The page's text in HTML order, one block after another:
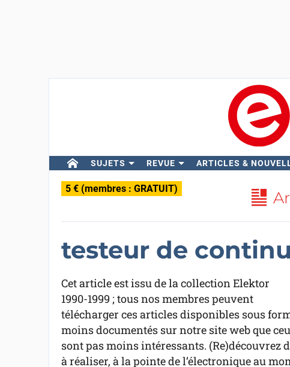
SUJETS REVUE ARTICLES &
5 € (membres : GRATUIT)
testeur de
Cet article est issu de la collection Elektor
1990-1999 ; tous nos membres peuvent
télécharger ces articles disponibles sous
moins documentés sur notre site web que
sont pas moins intéressants. (Re)découvrez
à réaliser, à la pointe de l’électronique au